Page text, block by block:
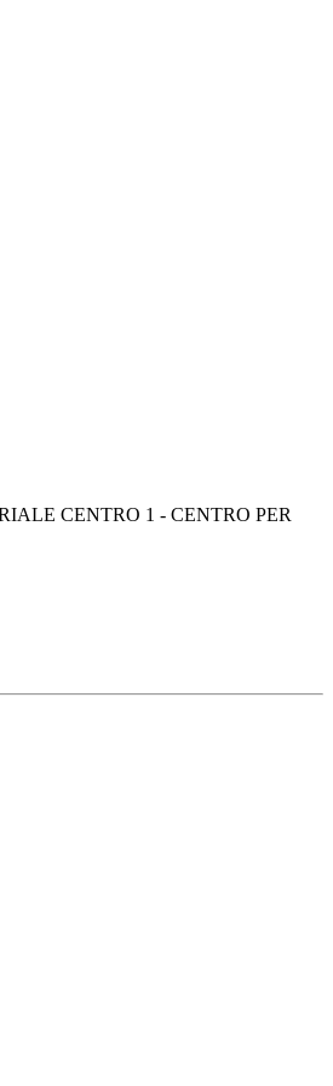
CENTRO 1 - CENTRO PER